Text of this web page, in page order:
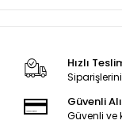
Hızlı
Güvenli
Güvenli ve